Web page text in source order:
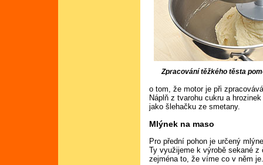
Zpracování těžkého těsta
o tom, že motor je při
Náplň z tvarohu cukru a
jako šlehačku ze smetany.
Mlýnek na maso
Pro přední pohon je určený
Ty využijeme k výrobě sekané
zejména to, že víme co v něm